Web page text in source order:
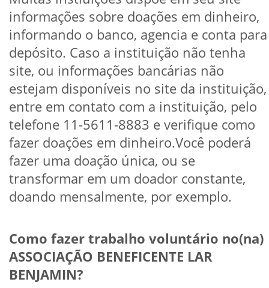
informações sobre doações em dinheiro,
informando o banco, agencia e conta para
depósito. Caso a instituição não tenha
site, ou informações bancárias não
estejam disponíveis no site da instituição,
entre em contato com a instituição, pelo
telefone 11-5611-8883 e verifique como
fazer doações em dinheiro.Você poderá
fazer uma doação única, ou se
transformar em um doador constante,
doando mensalmente, por exemplo.
Como fazer trabalho voluntário no(na)
ASSOCIAÇÃO BENEFICENTE LAR
BENJAMIN?